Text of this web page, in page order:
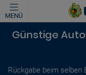
MENÜ
Günstige
Rückgabe beim selben